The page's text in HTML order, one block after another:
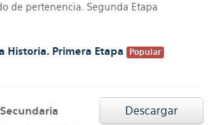
de pertenencia. Segunda Etapa
Historia. Primera Etapa
Popular
Descargar
Secundaria